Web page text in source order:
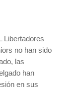
Libertadores
no han sido
las
han
en sus